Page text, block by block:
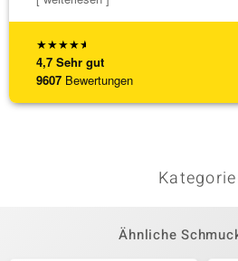
★★★★★
4,7 Sehr gut
9607 Bewertungen
Ähnliche